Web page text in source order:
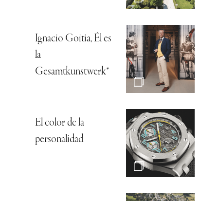
Ignacio Goitia, Él es
la
Gesamtkunstwerk*
El color de la
personalidad